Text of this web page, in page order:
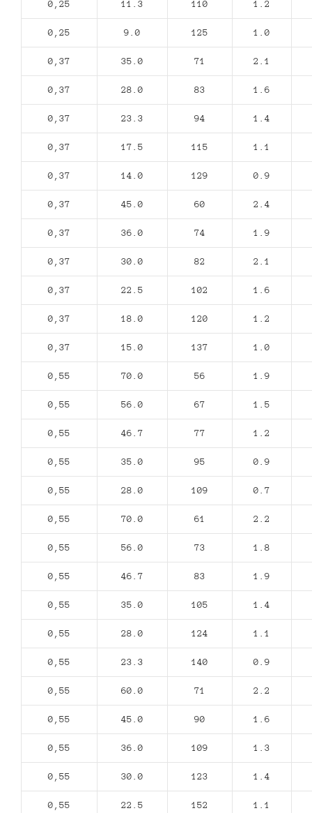
0,25 11.3 110 1.2
0,25 9.0 125 1.0
0,37 35.0 71 2.1
0,37 28.0 83 1.6
0,37 23.3 94 1.4
0,37 17.5 115 1.1
0,37 14.0 129 0.9
0,37 45.0 60 2.4
0,37 36.0 74 1.9
0,37 30.0 82 2.1
0,37 22.5 102 1.6
0,37 18.0 120 1.2
0,37 15.0 137 1.0
0,55 70.0 56 1.9
0,55 56.0 67 1.5
0,55 46.7 77 1.2
0,55 35.0 95 0.9
0,55 28.0 109 0.7
0,55 70.0 61 2.2
0,55 56.0 73 1.8
0,55 46.7 83 1.9
0,55 35.0 105 1.4
0,55 28.0 124 1.1
0,55 23.3 140 0.9
0,55 60.0 71 2.2
0,55 45.0 90 1.6
0,55 36.0 109 1.3
0,55 30.0 123 1.4
0,55 22.5 152 1.1